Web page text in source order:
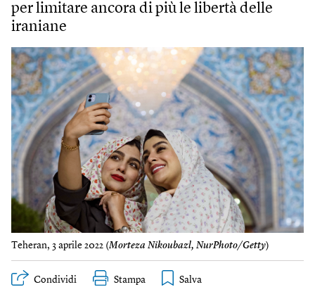
per limitare ancora di più le libertà delle
iraniane
Teheran, 3 aprile 2022 (Morteza Nikoubazl, NurPhoto/Getty)
Condividi Stampa